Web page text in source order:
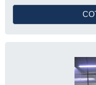
durabilidade e
display digital e